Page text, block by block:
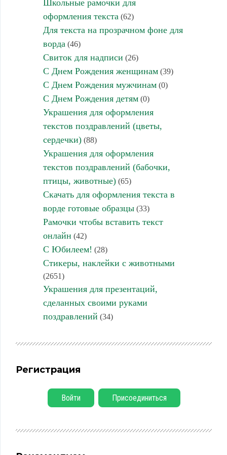
Школьные рамочки для
оформления текста (62)
Для текста на прозрачном фоне для
ворда (46)
Свиток для надписи (26)
С Днем Рождения женщинам(39)
С Днем Рождения мужчинам(0)
С Днем Рождения детям(0)
Украшения для оформления
текстов поздравлений (цветы,
сердечки)(88)
Украшения для оформления
текстов поздравлений (бабочки,
птицы, животные)(65)
Скачать для оформления текста в
ворде готовые образцы(33)
Рамочки чтобы вставить текст
онлайн (42)
С Юбилеем! (28)
Стикеры, наклейки с животными
(2651)
Украшения для презентаций,
сделанных своими руками
поздравлений (34)
Регистрация
Войти Присоединиться